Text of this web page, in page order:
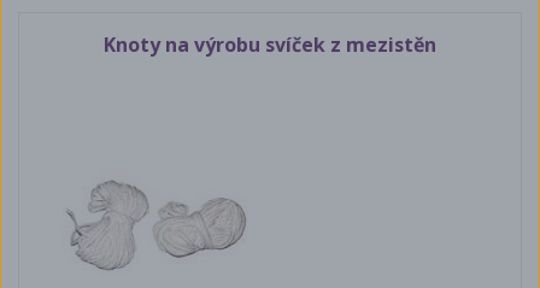
Knoty na výrobu svíček z mezistěn